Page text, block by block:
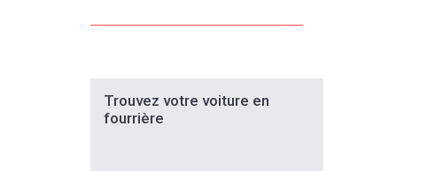
Trouvez votre voiture en
fourrière